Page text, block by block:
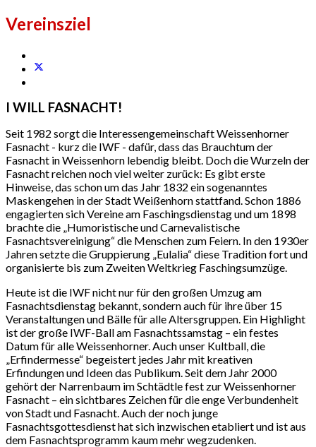
Vereinsziel
I WILL FASNACHT!
Seit 1982 sorgt die Interessengemeinschaft Weissenhorner
Fasnacht - kurz die IWF - dafür, dass das Brauchtum der
Fasnacht in Weissenhorn lebendig bleibt. Doch die Wurzeln der
Fasnacht reichen noch viel weiter zurück: Es gibt erste
Hinweise, das schon um das Jahr 1832 ein sogenanntes
Maskengehen in der Stadt Weißenhorn stattfand. Schon 1886
engagierten sich Vereine am Faschingsdienstag und um 1898
brachte die „Humoristische und Carnevalistische
Fasnachtsvereinigung“ die Menschen zum Feiern. In den 1930er
Jahren setzte die Gruppierung „Eulalia“ diese Tradition fort und
organisierte bis zum Zweiten Weltkrieg Faschingsumzüge.
Heute ist die IWF nicht nur für den großen Umzug am
Fasnachtsdienstag bekannt, sondern auch für ihre über 15
Veranstaltungen und Bälle für alle Altersgruppen. Ein Highlight
ist der große IWF-Ball am Fasnachtssamstag – ein festes
Datum für alle Weissenhorner. Auch unser Kultball, die
„Erfindermesse“ begeistert jedes Jahr mit kreativen
Erfindungen und Ideen das Publikum. Seit dem Jahr 2000
gehört der Narrenbaum im Schtädtle fest zur Weissenhorner
Fasnacht – ein sichtbares Zeichen für die enge Verbundenheit
von Stadt und Fasnacht. Auch der noch junge
Fasnachtsgottesdienst hat sich inzwischen etabliert und ist aus
dem Fasnachtsprogramm kaum mehr wegzudenken.